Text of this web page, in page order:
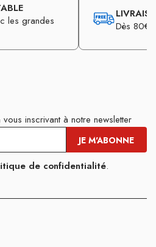
les grandes
Dès 80€
inscrivant à notre newsletter
de confidentialité.